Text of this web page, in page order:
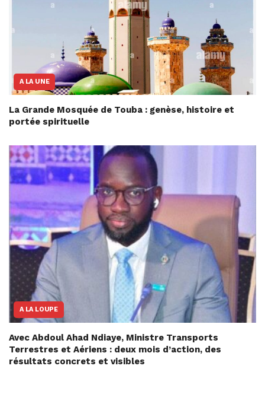
A LA UNE
La Grande Mosquée de Touba : genèse, histoire et
portée spirituelle
A LA LOUPE
Avec Abdoul Ahad Ndiaye, Ministre Transports
Terrestres et Aériens : deux mois d’action, des
résultats concrets et visibles